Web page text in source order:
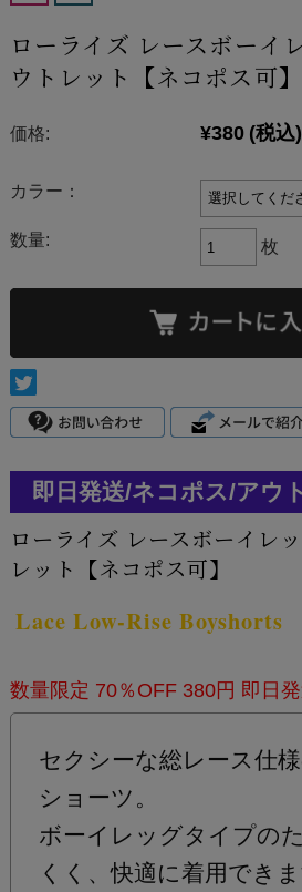
ローライズ レースボーイ
ウトレット【ネコポス可】
価格: ¥380 (税込)
カラー：
数量: 枚
即日発送/ネコポス/アウ
ローライズ レースボーイレ
レット【ネコポス可】
Lace Low-Rise Boyshorts
数量限定 70％OFF 380円 即日
セクシーな総レース仕
ショーツ。
ボーイレッグタイプの
くく、快適に着用できま